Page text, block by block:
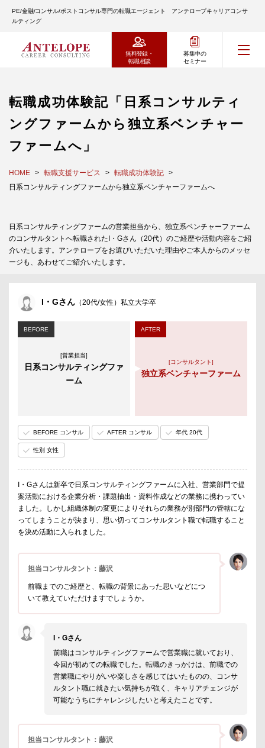
PE/金融/コンサル/ポストコンサル専門の転職エージェント アンテロープキャリアコンサ
ルティング
無料登録・
転職相談
募集中の
セミナー
転職成功体験記「日系コンサルティ
ングファームから独立系ベンチャー
ファームへ」
HOME 転職支援サービス
転職成功体験記
日系コンサルティングファームから独立系ベンチャーファームへ
日系コンサルティングファームの営業担当から、独立系ベンチャーファーム
のコンサルタントへ転職されたI・Gさん（20代）のご経歴や活動内容をご紹
介いたします。アンテロープをお選びいただいた理由やご本人からのメッセ
ージも、あわせてご紹介いたします。
I・Gさん （20代/女性）私立大学卒
BEFORE
[営業担当]
日系コンサルティングファ
ーム
AFTER
[コンサルタント]
独立系ベンチャーファーム
BEFORE コンサル AFTER コンサル 年代 20代
性別 女性
I・Gさんは新卒で日系コンサルティングファームに入社、営業部門で提
案活動における企業分析・課題抽出・資料作成などの業務に携わってい
ました。しかし組織体制の変更によりそれらの業務が別部門の管轄にな
ってしまうことが決まり、思い切ってコンサルタント職で転職すること
を決め活動に入られました。
担当コンサルタント：藤沢
前職までのご経歴と、転職の背景にあった思いなどにつ
いて教えていただけますでしょうか。
I・Gさん
前職はコンサルティングファームで営業職に就いており、
今回が初めての転職でした。転職のきっかけは、前職での
営業職にやりがいや楽しさを感じてはいたものの、コンサ
ルタント職に就きたい気持ちが強く、キャリアチェンジが
可能なうちにチャレンジしたいと考えたことです。
担当コンサルタント：藤沢